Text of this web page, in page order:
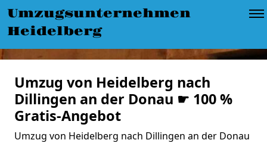
Umzugsunternehmen
Heidelberg
Umzug von Heidelberg nach
Dillingen an der Donau ☛ 100 %
Gratis-Angebot
Umzug von Heidelberg nach Dillingen an der Donau